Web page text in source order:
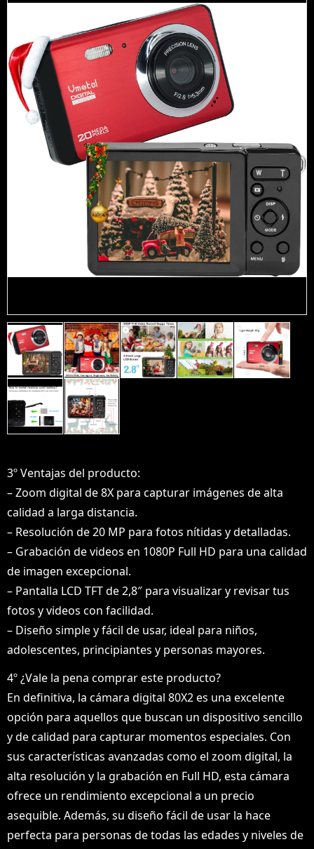
3º Ventajas del producto:
– Zoom digital de 8X para capturar imágenes de alta
calidad a larga distancia.
– Resolución de 20 MP para fotos nítidas y detalladas.
– Grabación de videos en 1080P Full HD para una calidad
de imagen excepcional.
– Pantalla LCD TFT de 2,8″ para visualizar y revisar tus
fotos y videos con facilidad.
– Diseño simple y fácil de usar, ideal para niños,
adolescentes, principiantes y personas mayores.
4º ¿Vale la pena comprar este producto?
En definitiva, la cámara digital 80X2 es una excelente
opción para aquellos que buscan un dispositivo sencillo
y de calidad para capturar momentos especiales. Con
sus características avanzadas como el zoom digital, la
alta resolución y la grabación en Full HD, esta cámara
ofrece un rendimiento excepcional a un precio
asequible. Además, su diseño fácil de usar la hace
perfecta para personas de todas las edades y niveles de